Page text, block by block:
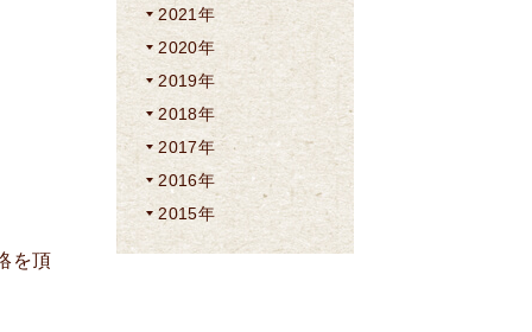
を頂
2021年
2020年
2019年
2018年
2017年
2016年
2015年